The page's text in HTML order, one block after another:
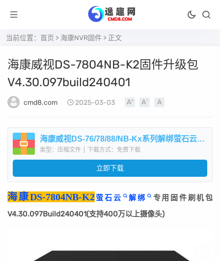
当前位置： 首页 > 海康NVR固件 > 正文
​海康威视DS-7804NB-K2固件升级包
V4.30.097build240401
cmd8.com 2025-03-03
​海康威视DS-76/78/88/NB-Kx系列解绑萤石云专用固件刷机升级包V4.30.097build240401.zip
类型：压缩文件 下载方式：免费下载
立即下载
海康DS-7804NB-K2萤石云 解绑
专用固件刷机包
V4.30.097Build240401(支持400万以上摄像头)